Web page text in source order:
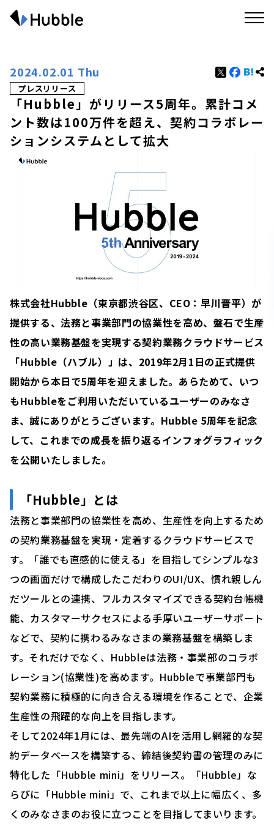
2024.02.01 Thu
プレスリリース
「Hubble」がリリース5周年。累計コメ
ント数は100万件を超え、契約コラボレー
ションシステムとして拡大
株式会社Hubble（東京都渋谷区、CEO：早川晋平）が
提供する、法務と事業部門の協業性を高め、盤石で生産
性の高い業務基盤を実現する契約業務クラウドサービス
「Hubble（ハブル）」は、2019年2月1日の正式提供
開始から本日で5周年を迎えました。あらためて、いつ
もHubbleをご利用いただいているユーザーのみなさ
ま、誠にありがとうございます。Hubble 5周年を記念
して、これまでの成長を振り返るインフォグラフィック
を公開いたしました。
「Hubble」とは
法務と事業部門の協業性を高め、生産性を向上するため
の契約業務基盤を実現・定着するクラウドサービスで
す。「誰でも直感的に使える」を目指してシンプルな3
つの画面だけで構成したこだわりのUI/UX、慣れ親しん
だツールとの連携、フルカスタマイズできる契約台帳機
能、カスタマーサクセスによる手厚いユーザーサポート
などで、契約に携わるみなさまの業務基盤を構築しま
す。それだけでなく、Hubbleは法務・事業部のコラボ
レーション(協業性)を高めます。Hubbleで事業部門も
契約業務に積極的に向き合える環境を作ることで、企業
生産性の飛躍的な向上を目指します。
そして2024年1月には、最先端のAIを活用し網羅的な契
約データベースを構築する、締結後契約書の管理のみに
特化した「Hubble mini」をリリース。「Hubble」な
らびに「Hubble mini」で、これまで以上に幅広く、多
くのみなさまのお役に立つことを目指してまいります。